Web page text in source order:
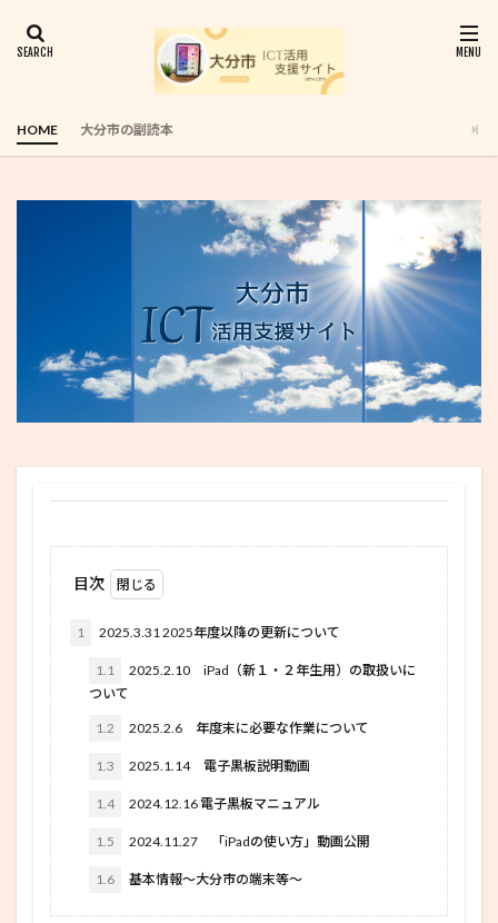
HOME 大分市の副読本
目次
1 2025.3.31 2025年度以降の更新について
1.1
2025.2.10 iPad（新１・２年生用）の取扱いに
ついて
1.2 2025.2.6 年度末に必要な作業について
1.3 2025.1.14 電子黒板説明動画
1.4 2024.12.16 電子黒板マニュアル
1.5 2024.11.27 「iPadの使い方」動画公開
1.6 基本情報～大分市の端末等～